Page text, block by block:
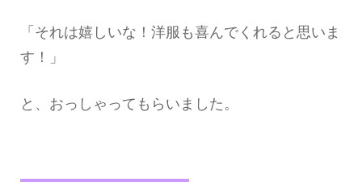
「それは嬉しいな！洋服も喜んでくれると思いま
す！」
と、おっしゃってもらいました。